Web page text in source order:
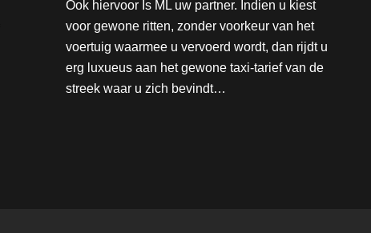
Ook hiervoor Is ML uw partner. Indien u kiest
voor gewone ritten, zonder voorkeur van het
voertuig waarmee u vervoerd wordt, dan rijdt u
erg luxueus aan het gewone taxi-tarief van de
streek waar u zich bevindt…